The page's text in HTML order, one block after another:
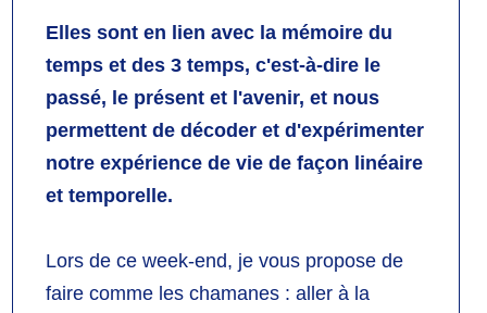
Elles sont en lien avec la mémoire du
temps et des 3 temps, c'est-à-dire le
passé, le présent et l'avenir, et nous
permettent de décoder et d'expérimenter
notre expérience de vie de façon linéaire
et temporelle.
Lors de ce week-end, je vous propose de
faire comme les chamanes : aller à la